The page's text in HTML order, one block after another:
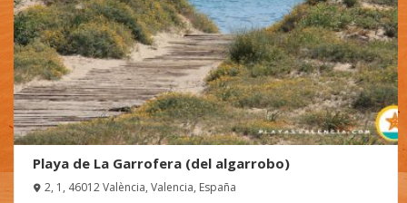
Playa de La Garrofera (del algarrobo)
2, 1, 46012 València, Valencia, España